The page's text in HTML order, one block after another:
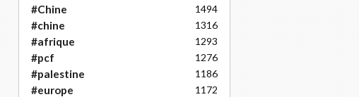
#Chine 1494
#chine 1316
#afrique 1293
#pcf 1276
#palestine 1186
#europe 1172